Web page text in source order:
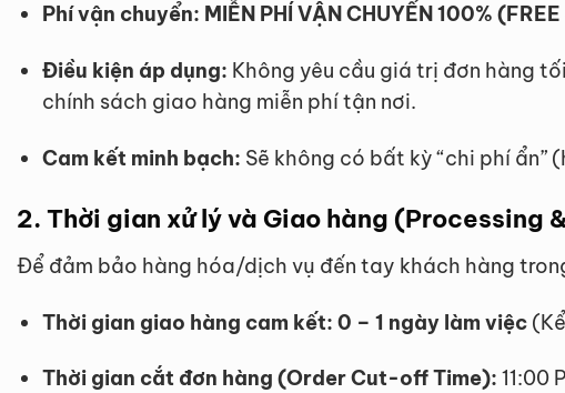
Phí vận chuyển: MIỄN PHÍ VẬN CHUYỂN 100%
Điều kiện áp dụng: Không yêu cầu giá trị đơn hàng
chính sách giao hàng miễn phí tận nơi.
Cam kết minh bạch: Sẽ không có bất kỳ “chi phí
2. Thời gian xử lý và Giao hàng (Processing
Để đảm bảo hàng hóa/dịch vụ đến tay khách hàng
Thời gian giao hàng cam kết: 0 – 1 ngày làm việc
Thời gian cắt đơn hàng (Order Cut-off Time): 11:00